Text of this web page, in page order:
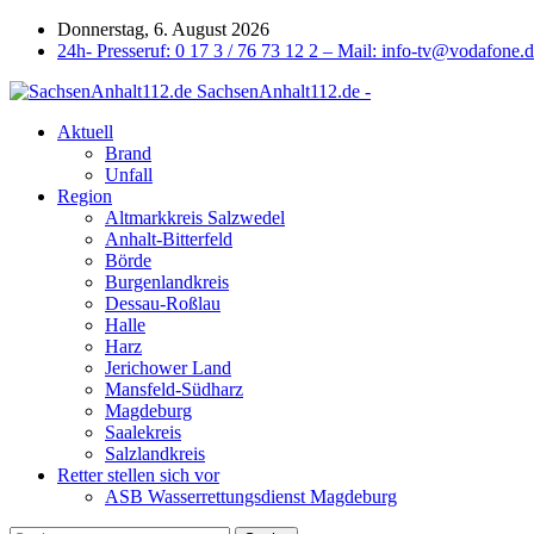
Donnerstag, 6. August 2026
24h- Presseruf: 0 17 3 / 76 73 12 2 – Mail: info-
SachsenAnhalt112.de -
Aktuell
Brand
Unfall
Region
Altmarkkreis Salzwedel
Anhalt-Bitterfeld
Börde
Burgenlandkreis
Dessau-Roßlau
Halle
Harz
Jerichower Land
Mansfeld-Südharz
Magdeburg
Saalekreis
Salzlandkreis
Retter stellen sich vor
ASB Wasserrettungsdienst Magdeburg